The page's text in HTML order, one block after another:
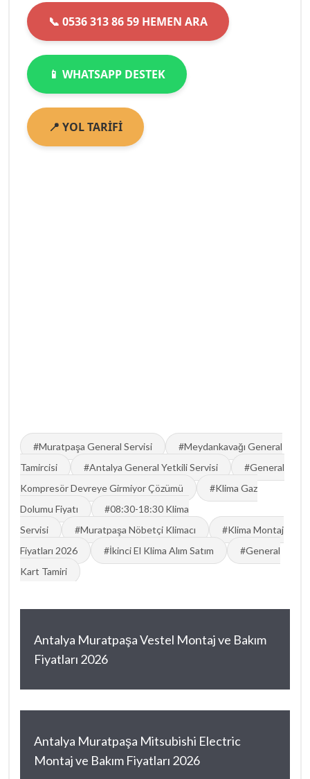
📞 0536 313 86 59 HEMEN ARA
📱 WHATSAPP DESTEK
📍 YOL TARİFİ
#Muratpaşa General Servisi
#Meydankavağı General
Tamircisi
#Antalya General Yetkili Servisi
#General
Kompresör Devreye Girmiyor Çözümü
#Klima Gaz
Dolumu Fiyatı
#08:30-18:30 Klima
Servisi
#Muratpaşa Nöbetçi Klimacı
#Klima Montaj
Fiyatları 2026
#İkinci El Klima Alım Satım
#General
Kart Tamiri
Antalya Muratpaşa Vestel Montaj ve Bakım
Fiyatları 2026
Antalya Muratpaşa Mitsubishi Electric
Montaj ve Bakım Fiyatları 2026